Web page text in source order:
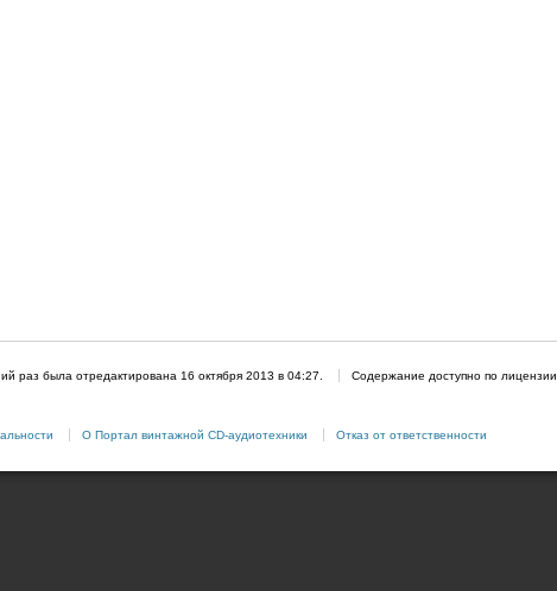
раз была отредактирована 16 октября 2013 в 04:27. Содержание доступно по лицензии
О Портал винтажной CD-аудиотехники Отказ от ответственности